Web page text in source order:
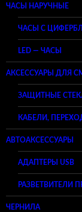
ЧАСЫ НАРУЧНЫЕ
ЧАСЫ С
LED — ЧАСЫ
АКСЕССУАРЫ ДЛЯ
ЗАЩИТНЫЕ
КАБЕЛИ,
АВТОАКСЕССУАРЫ
АДАПТЕРЫ USB
РАЗВЕТВИТЕЛИ
ЧЕРНИЛА